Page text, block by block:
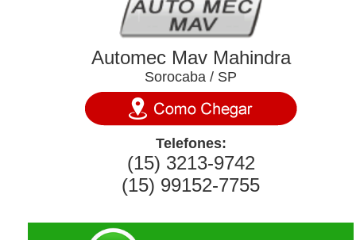
Automec Mav Mahindra
Sorocaba / SP
Telefones:
(15) 3213-9742
(15) 99152-7755